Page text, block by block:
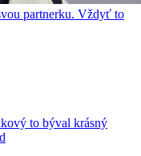
partnerku. Vždyť to
to býval krásný